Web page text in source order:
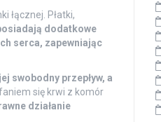
łącznej. Płatki,
dodatkowe
serca, zapewniając
swobodny przepływ, a
się krwi z komór
działanie